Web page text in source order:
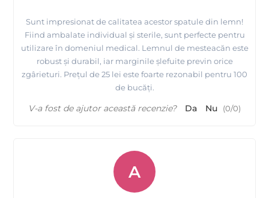
Sunt impresionat de calitatea acestor spatule din lemn!
Fiind ambalate individual și sterile, sunt perfecte pentru
utilizare în domeniul medical. Lemnul de mesteacăn este
robust și durabil, iar marginile șlefuite previn orice
zgârieturi. Prețul de 25 lei este foarte rezonabil pentru 100
de bucăți.
V-a fost de ajutor această recenzie? Da Nu (0/0)
A